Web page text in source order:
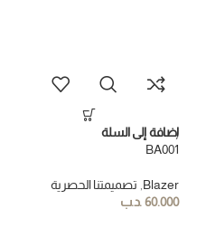
إضافة إلى السلة
BA001
Blazer
, تصميمتنا الحصرية
60.000.د.ب